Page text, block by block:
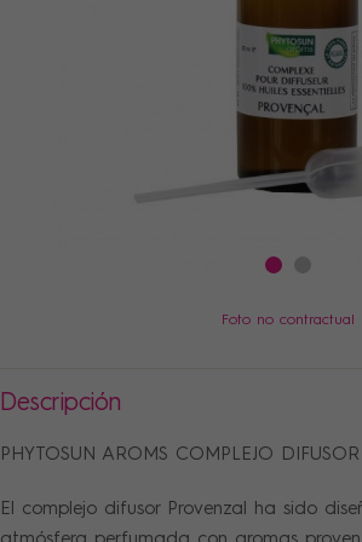
Foto no contractual
Descripción
PHYTOSUN AROMS COMPLEJO
El complejo difusor Provenzal ha sido